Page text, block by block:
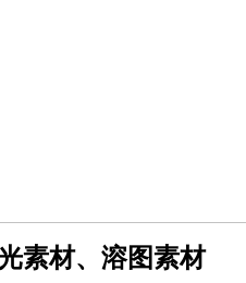
素材、溶图素材